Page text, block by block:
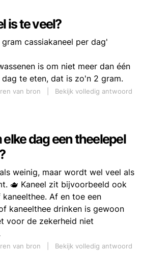
is te veel?
cassiakaneel per dag'
is om niet meer dan één
te eten, dat is zo'n 2 gram.
van bron
Bekijk volledig antwoord
elke dag een theelepel
weinig, maar wordt wel veel als
🫖 Kaneel zit bijvoorbeeld ook
Af en toe een
kaneelthee drinken is gewoon
voor de zekerheid niet
van bron
Bekijk volledig antwoord